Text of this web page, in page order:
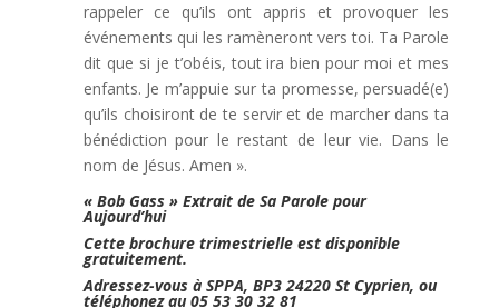
rappeler ce qu’ils ont appris et provoquer les
événements qui les ramèneront vers toi. Ta Parole
dit que si je t’obéis, tout ira bien pour moi et mes
enfants. Je m’appuie sur ta promesse, persuadé(e)
qu’ils choisiront de te servir et de marcher dans ta
bénédiction pour le restant de leur vie. Dans le
nom de Jésus. Amen ».
« Bob Gass » Extrait de Sa Parole pour
Aujourd’hui
Cette brochure trimestrielle est disponible
gratuitement.
Adressez-vous à SPPA, BP3 24220 St Cyprien, ou
téléphonez au 05 53 30 32 81